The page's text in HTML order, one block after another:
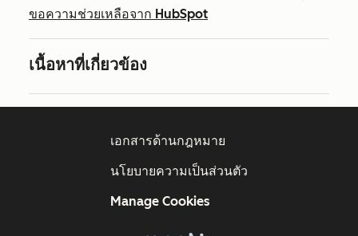
ขอความช่วยเหลือจาก HubSpot
เนื้อหาที่เกี่ยวข้อง
เอกสารด้านกฎหมาย
นโยบายความเป็นส่วนตัว
Manage Cookies